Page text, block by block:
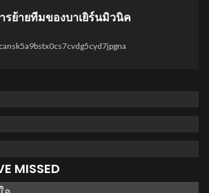
รย้ายทีมของบาเยิร์นมิวนิค
MISSED